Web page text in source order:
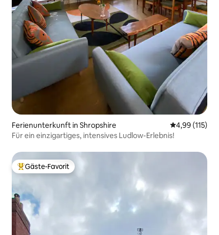
Ferienunterkunft in Shropshire
4,99 (115)
Für ein einzigartiges, intensives Ludlow-Erlebnis!
Beliebter Gäste-Favorit.
Gäste-Favorit